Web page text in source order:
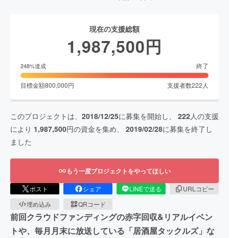
現在の支援総額
1,987,500円
248%達成 終了
目標金額800,000円 支援者数222 人
このプロジェクトは、 2018/12/25に募集を開始し、 222人の支援
により 1,987,500円の資金を集め、 2019/02/28に募集を終了し
ました
もう一度プロジェクトをやってほしい
ポスト シェア LINEで送る
URLコピー
埋め込み
QRコード
前回クラウドファンディングの赤字回収&リアルイベン
トや、毎月月末に放送している「居酒屋タックルズ」な